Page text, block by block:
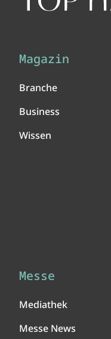
Magazin
Branche
Business
Wissen
Messe
Mediathek
Messe News